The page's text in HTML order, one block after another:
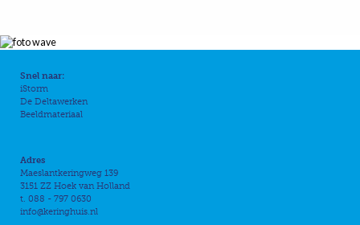
Snel naar:
iStorm
De Deltawerken
Beeldmateriaal
Adres
Maeslantkeringweg 139
3151 ZZ Hoek van Holland
t. 088 - 797 0630
info@keringhuis.nl